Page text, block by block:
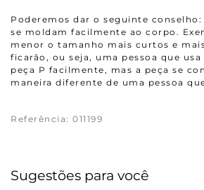
Poderemos dar o seguinte
se moldam facilmente ao corpo.
menor o tamanho mais curtos e
ficarão, ou seja, uma pessoa que usa
peça P facilmente, mas a peça se
maneira diferente de uma pessoa
Referência: 011199
Sugestões para você